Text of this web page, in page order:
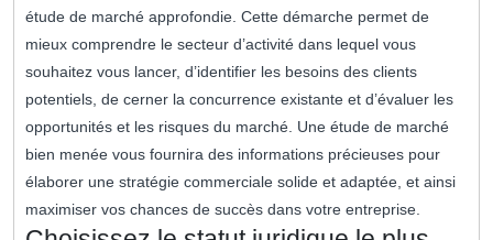
étude de marché approfondie. Cette démarche permet de
mieux comprendre le secteur d’activité dans lequel vous
souhaitez vous lancer, d’identifier les besoins des clients
potentiels, de cerner la concurrence existante et d’évaluer les
opportunités et les risques du marché. Une étude de marché
bien menée vous fournira des informations précieuses pour
élaborer une stratégie commerciale solide et adaptée, et ainsi
maximiser vos chances de succès dans votre entreprise.